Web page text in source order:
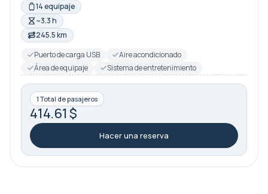
14 equipaje
~3.3 h
245.5 km
Puerto de carga USB
Aire acondicionado
Área de equipaje
Sistema de entretenimiento
1 Total de pasajeros
414.61 $
Hacer una reserva